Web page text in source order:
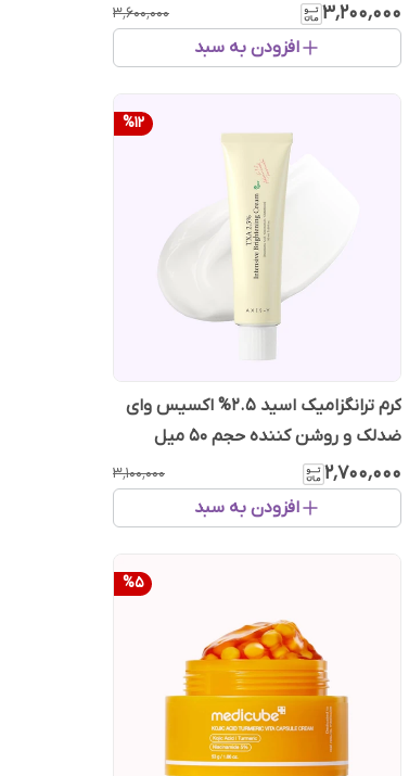
۳٬۲۰۰٬۰۰۰ ۳٬۶۰۰٬۰۰۰
افزودن به سبد
%12
کرم ترانگزامیک اسید 2.5% اکسیس وای
ضدلک و روشن کننده حجم 50 میل
۲٬۷۰۰٬۰۰۰ ۳٬۱۰۰٬۰۰۰
افزودن به سبد
%5